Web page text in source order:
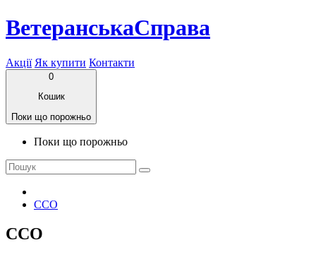
ВетеранськаСправа
Акції Як купити Контакти
0
Кошик
Поки що порожньо
Поки що порожньо
ССО
ССО